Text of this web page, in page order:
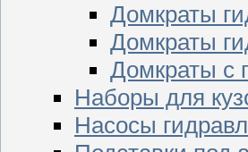
Домкраты
Домкраты
Домкраты с
Наборы для
Насосы